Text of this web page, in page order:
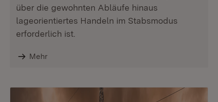
über die gewohnten Abläufe hinaus
lageorientiertes Handeln im Stabsmodus
erforderlich ist.
Mehr